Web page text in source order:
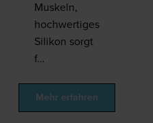
Muskeln,
hochwertiges
Silikon sorgt
f…
Mehr erfahren